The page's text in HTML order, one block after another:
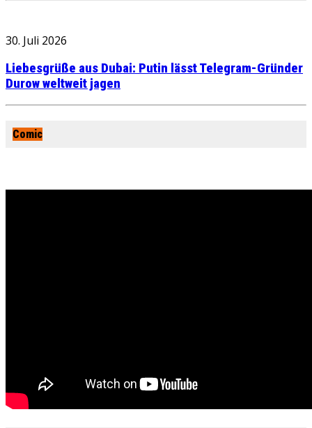
30. Juli 2026
Liebesgrüße aus Dubai: Putin lässt Telegram-Gründer
Durow weltweit jagen
Comic